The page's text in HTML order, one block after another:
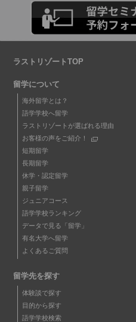
ラストリゾートTOP
留学について
海外留学とは？
語学学校へ留学
ラストリゾートが選ばれる理由
お客様の声をご紹介！
短期留学
長期留学
休学・認定留学
親子留学
ジュニアコース
語学学校ランキング
データで見る「留学」
有名大学へ留学
よくあるご質問
留学先を探す
体験談で探す
目的から探す
語学学校検索